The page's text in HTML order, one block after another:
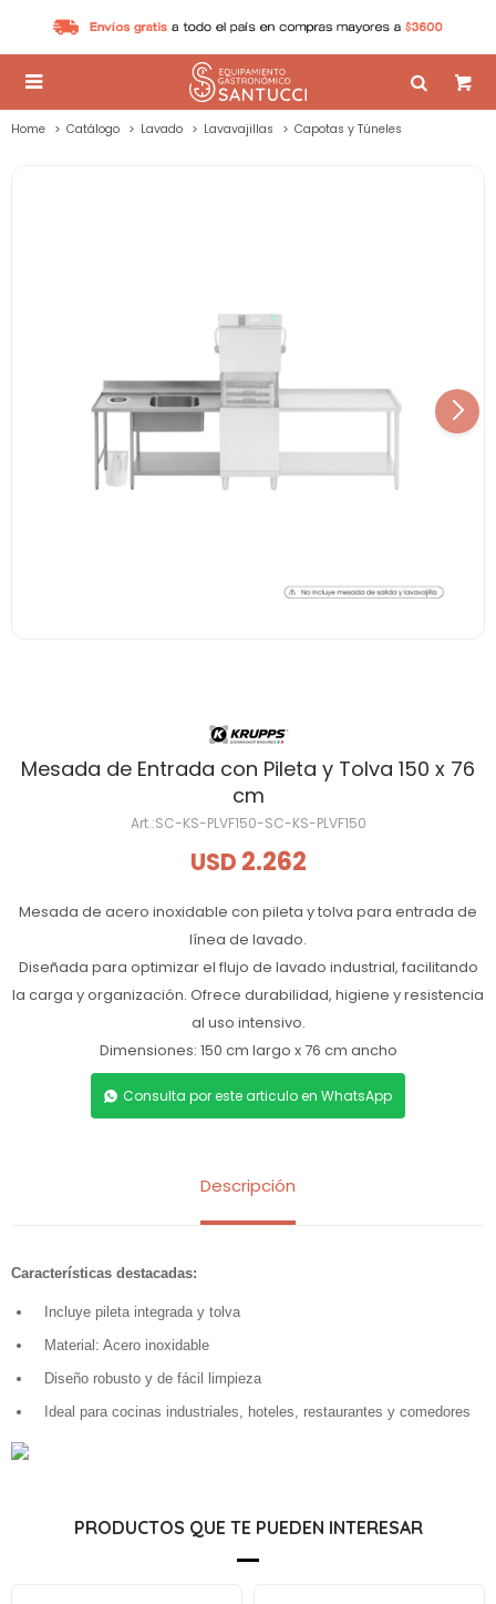

Home Catálogo Lavado Lavavajillas Capotas y Túneles
Mesada de Entrada con Pileta y Tolva 150 x 76
cm
SC-KS-PLVF150-SC-KS-PLVF150
USD 2.262
Mesada de acero inoxidable con pileta y tolva para entrada de
línea de lavado.
Diseñada para optimizar el flujo de lavado industrial, facilitando
la carga y organización. Ofrece durabilidad, higiene y resistencia
al uso intensivo.
Dimensiones: 150 cm largo x 76 cm ancho
Consulta por este articulo en WhatsApp
Descripción
Características destacadas:
Incluye pileta integrada y tolva
Material: Acero inoxidable
Diseño robusto y de fácil limpieza
Ideal para cocinas industriales, hoteles, restaurantes y comedores
PRODUCTOS QUE TE PUEDEN INTERESAR